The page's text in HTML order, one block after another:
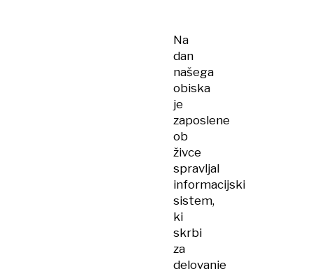
Na
dan
našega
obiska
je
zaposlene
ob
živce
spravljal
informacijski
sistem,
ki
skrbi
za
delovanje